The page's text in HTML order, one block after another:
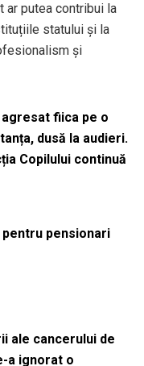
ar putea contribui la
statului și la
și
fiica pe o
dusă la audieri.
Copilului continuă
pensionari
ale cancerului de
a ignorat o